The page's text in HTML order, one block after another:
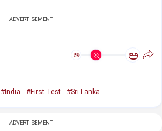
ADVERTISEMENT
ಅ ಅ
#India #First Test #Sri Lanka
ADVERTISEMENT